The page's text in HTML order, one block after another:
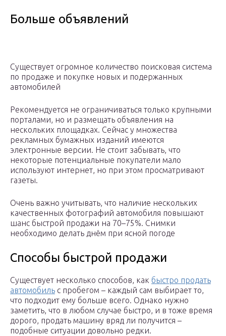
Больше объявлений
Существует огромное количество поисковая система
по продаже и покупке новых и подержанных
автомобилей
Рекомендуется не ограничиваться только крупными
порталами, но и размещать объявления на
нескольких площадках. Сейчас у множества
рекламных бумажных изданий имеются
электронные версии. Не стоит забывать, что
некоторые потенциальные покупатели мало
используют интернет, но при этом просматривают
газеты.
Очень важно учитывать, что наличие нескольких
качественных фотографий автомобиля повышают
шанс быстрой продажи на 70–75%. Снимки
необходимо делать днём при ясной погоде
Способы быстрой продажи
Существует несколько способов, как быстро продать
автомобиль с пробегом – каждый сам выбирает то,
что подходит ему больше всего. Однако нужно
заметить, что в любом случае быстро, и в тоже время
дорого, продать машину вряд ли получится –
подобные ситуации довольно редки.